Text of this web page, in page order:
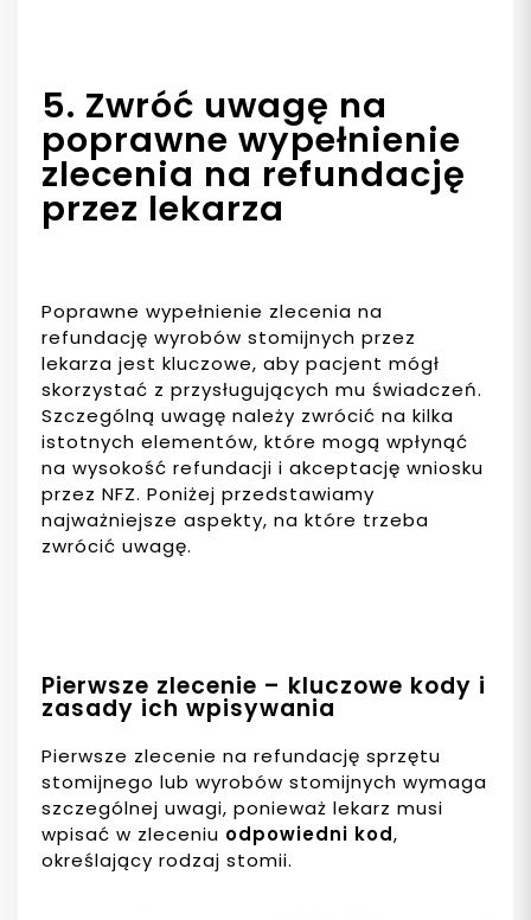
5. Zwróć uwagę na
poprawne wypełnienie
zlecenia na refundację
przez lekarza
Poprawne wypełnienie zlecenia na
refundację wyrobów stomijnych przez
lekarza jest kluczowe, aby pacjent mógł
skorzystać z przysługujących mu świadczeń.
Szczególną uwagę należy zwrócić na kilka
istotnych elementów, które mogą wpłynąć
na wysokość refundacji i akceptację wniosku
przez NFZ. Poniżej przedstawiamy
najważniejsze aspekty, na które trzeba
zwrócić uwagę.
Pierwsze zlecenie – kluczowe kody i
zasady ich wpisywania
Pierwsze zlecenie na refundację sprzętu
stomijnego lub wyrobów stomijnych wymaga
szczególnej uwagi, ponieważ lekarz musi
wpisać w zleceniu odpowiedni kod,
określający rodzaj stomii.